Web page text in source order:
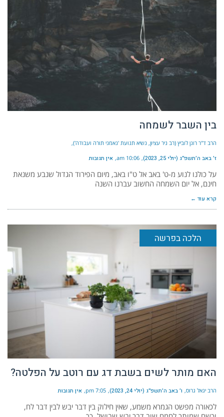
בין השבר לשמחה
הרב ד"ר רונן לוביץ (רב ניר עציון, נשיא תנועת 'נאמני תורה ועבודה')
ז׳ באב ה׳תשפ״ג (יולי 25, 2023) 10:06 am אין תגובות
על כולנו לנוע מ-ט' באב אל ט"ו באב, מיום הפירוד הגדול שנבע משנאת
חינם, אל יום השמחה החשוב עברנו השנה
קרא עוד ←
הלכה בפרשה
האם מותר לשים בשבת דג עם רוטב על הפלטה?
הרב יגאל גרוס ו׳ באב ה׳תשפ״ג (יולי 24, 2023) 7:05 pm אין תגובות
לכאורה מפשט הגמרא משמע, שאין חילוק בין דבר יבש לבין דבר לח,